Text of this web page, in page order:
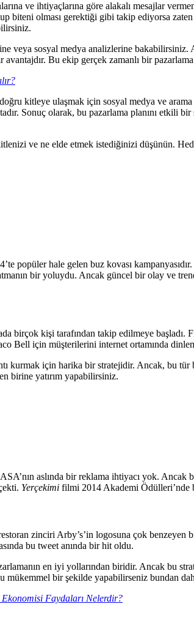
ve ihtiyaçlarına göre alakalı mesajlar
biteni olması gerektiği gibi takip ediyorsa
veya sosyal medya analizlerine bakabilirsiniz.
Bu ekip gerçek zamanlı bir
kitleye ulaşmak için sosyal medya ve
Sonuç olarak, bu pazarlama planını
ve ne elde etmek istediğinizi düşünün.
popüler hale gelen buz kovası
bir yoluydu. Ancak güncel bir olay ve
birçok kişi tarafından takip edilmeye
Bell için müşterilerini internet ortamında
kurmak için harika bir stratejidir. Ancak, bu
birine yatırım yapabilirsiniz.
aslında bir reklama ihtiyacı yok.
Yerçekimi filmi 2014 Akademi Ödülleri’nde
zinciri Arby’s’in logosuna çok
bu tweet anında bir hit oldu.
en iyi yollarından biridir. Ancak bu
bir şekilde yapabilirseniz bundan
Faydaları Nelerdir?